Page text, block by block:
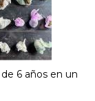
6 años en un